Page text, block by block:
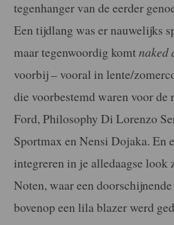
tegenhanger van de eerder
Een tijdlang was er nauwelijks
maar tegenwoordig komtnaked
voorbij – vooral in lente/
die voorbestemd waren voor de
Ford, Philosophy Di Lorenzo
Sportmax en Nensi Dojaka. En
integreren in je alledaagse look
Noten, waar een
bovenop een lila blazer werd